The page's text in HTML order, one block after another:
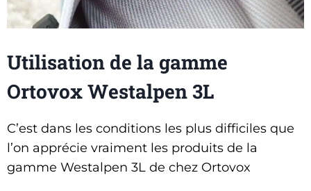
Utilisation de la gamme
Ortovox Westalpen 3L
C’est dans les conditions les plus difficiles que
l’on apprécie vraiment les produits de la
gamme Westalpen 3L de chez Ortovox